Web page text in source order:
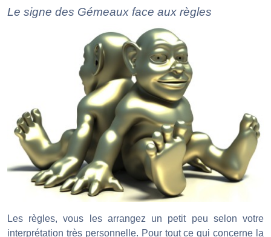
Le signe des Gémeaux face aux règles
Les règles, vous les arrangez un petit peu selon votre
interprétation très personnelle. Pour tout ce qui concerne la